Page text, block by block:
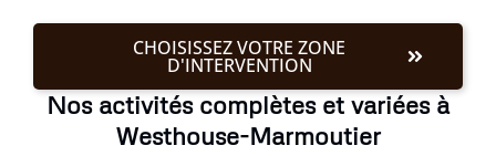
CHOISISSEZ VOTRE ZONE
D'INTERVENTION
Nos activités complètes et variées à
Westhouse-Marmoutier